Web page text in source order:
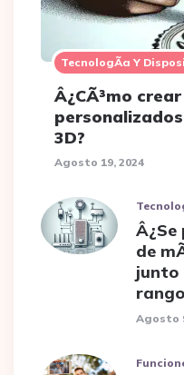
TecnologÃ­a Y
Â¿CÃ³mo
3D?
Agosto 19, 2024
Â¿Se
de
junto
Agosto